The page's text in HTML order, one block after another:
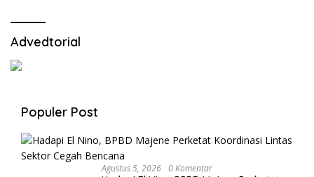
Advedtorial
Populer Post
Agustus 5, 2026 0 Komentar